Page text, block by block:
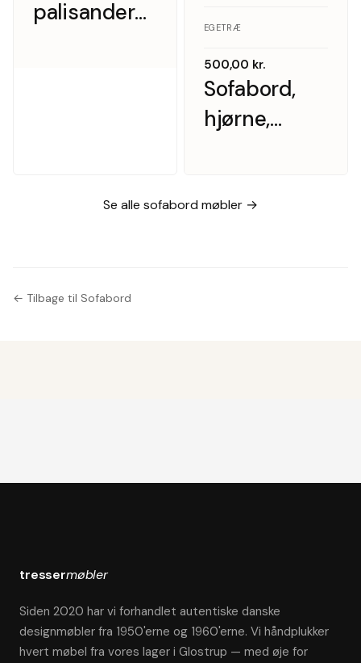
palisander
Sofabord,
hjørne,
EGETRÆ
500,00 kr.
Se alle sofabord møbler →
← Tilbage til Sofabord
tressermøbler
Siden 2020 har vi forhandlet autentiske danske
designmøbler fra 1950'erne og 1960'erne. Vi håndplukker
hvert møbel fra vores lager i Glostrup — med øje for